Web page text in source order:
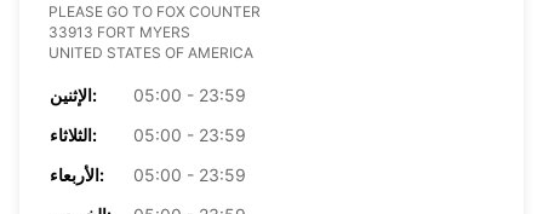
PLEASE GO TO FOX COUNTER
33913 FORT MYERS
UNITED STATES OF AMERICA
الإثنين:
05:00 - 23:59
الثلاثاء:
05:00 - 23:59
الأربعاء:
05:00 - 23:59